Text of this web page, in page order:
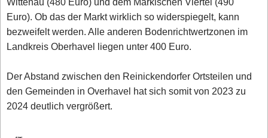
Euro). Ob das der Markt wirklich so widerspiegelt, kann
bezweifelt werden. Alle anderen Bodenrichtwertzonen im
Landkreis Oberhavel liegen unter 400 Euro.
Der Abstand zwischen den Reinickendorfer Ortsteilen und
den Gemeinden in Overhavel hat sich somit von 2023 zu
2024 deutlich vergrößert.